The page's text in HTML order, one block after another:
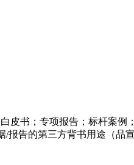
皮书；专项报告；标杆案例
告的第三方背书用途（品宣